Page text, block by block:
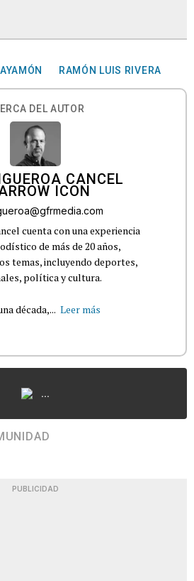
RAMÓN LUIS RIVERA
DEL AUTOR
CANCEL
cuenta con una experiencia
de más de 20 años,
temas, incluyendo deportes,
política y cultura.
década,... Leer más
...
PUBLICIDAD